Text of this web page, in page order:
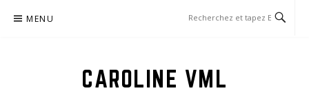
MENU
CAROLINE VML